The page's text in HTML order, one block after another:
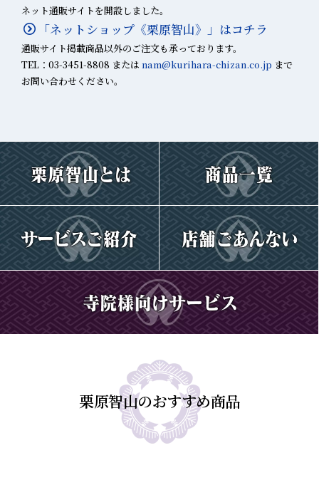
ネット通販サイトを開設しました。
「ネットショップ《栗原智山》」はコチラ
通販サイト掲載商品以外のご注文も承っております。
TEL：03-3451-8808 または nam@kurihara-chizan.co.jp まで
お問い合わせください。
栗原智山のおすすめ商品